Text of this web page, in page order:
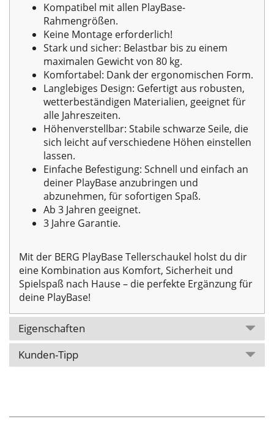
Kompatibel mit allen PlayBase-
Rahmengrößen.
Keine Montage erforderlich!
Stark und sicher: Belastbar bis zu einem
maximalen Gewicht von 80 kg.
Komfortabel: Dank der ergonomischen Form.
Langlebiges Design: Gefertigt aus robusten,
wetterbeständigen Materialien, geeignet für
alle Jahreszeiten.
Höhenverstellbar: Stabile schwarze Seile, die
sich leicht auf verschiedene Höhen einstellen
lassen.
Einfache Befestigung: Schnell und einfach an
deiner PlayBase anzubringen und
abzunehmen, für sofortigen Spaß.
Ab 3 Jahren geeignet.
3 Jahre Garantie.
Mit der BERG PlayBase Tellerschaukel holst du dir
eine Kombination aus Komfort, Sicherheit und
Spielspaß nach Hause – die perfekte Ergänzung für
deine PlayBase!
Eigenschaften
Kunden-Tipp